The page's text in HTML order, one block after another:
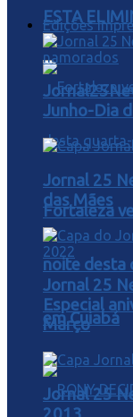
ESTA
Fortaleza
noite desta
em Cuiabá
Edições
Junho-Dia
Jornal 25
das Mães
Jornal 25
Especial
Março
Jornal 25